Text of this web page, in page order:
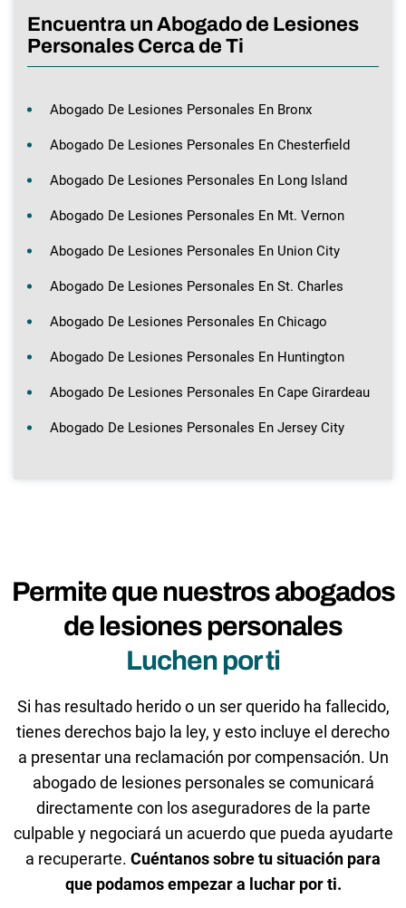
Encuentra un Abogado de Lesiones
Personales Cerca de Ti
Abogado De Lesiones Personales En Bronx
Abogado De Lesiones Personales En Chesterfield
Abogado De Lesiones Personales En Long Island
Abogado De Lesiones Personales En Mt. Vernon
Abogado De Lesiones Personales En Union City
Abogado De Lesiones Personales En St. Charles
Abogado De Lesiones Personales En Chicago
Abogado De Lesiones Personales En Huntington
Abogado De Lesiones Personales En Cape Girardeau
Abogado De Lesiones Personales En Jersey City
Permite que nuestros abogados
de lesiones personales
Luchen por ti
Si has resultado herido o un ser querido ha fallecido,
tienes derechos bajo la ley, y esto incluye el derecho
a presentar una reclamación por compensación. Un
abogado de lesiones personales se comunicará
directamente con los aseguradores de la parte
culpable y negociará un acuerdo que pueda ayudarte
a recuperarte. Cuéntanos sobre tu situación para
que podamos empezar a luchar por ti.